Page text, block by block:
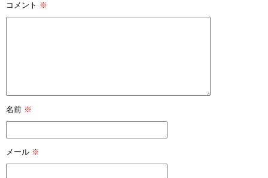
コメント ※
名前 ※
メール ※